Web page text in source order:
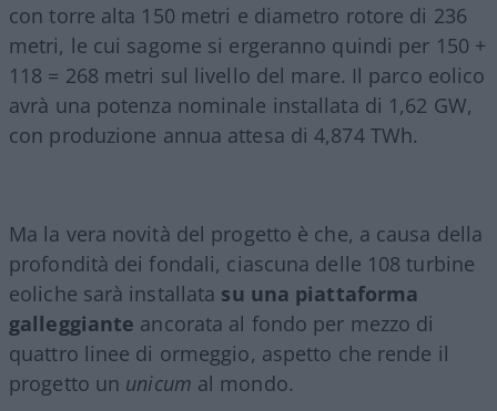
con torre alta 150 metri e diametro rotore di 236
metri, le cui sagome si ergeranno quindi per 150 +
118 = 268 metri sul livello del mare. Il parco eolico
avrà una potenza nominale installata di 1,62 GW,
con produzione annua attesa di 4,874 TWh.
Ma la vera novità del progetto è che, a causa della
profondità dei fondali, ciascuna delle 108 turbine
eoliche sarà installata su una piattaforma
galleggiante ancorata al fondo per mezzo di
quattro linee di ormeggio, aspetto che rende il
progetto un unicum al mondo.